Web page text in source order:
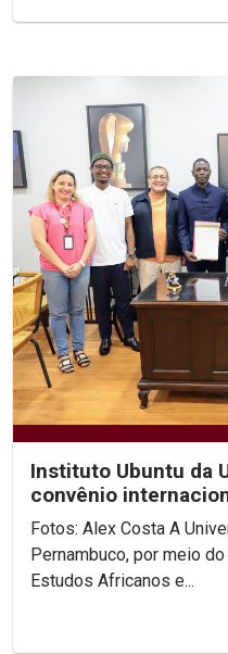
Instituto Ubuntu da
convênio
Fotos: Alex Costa A Universidade Católica de
Pernambuco, por meio
Estudos Africanos e...